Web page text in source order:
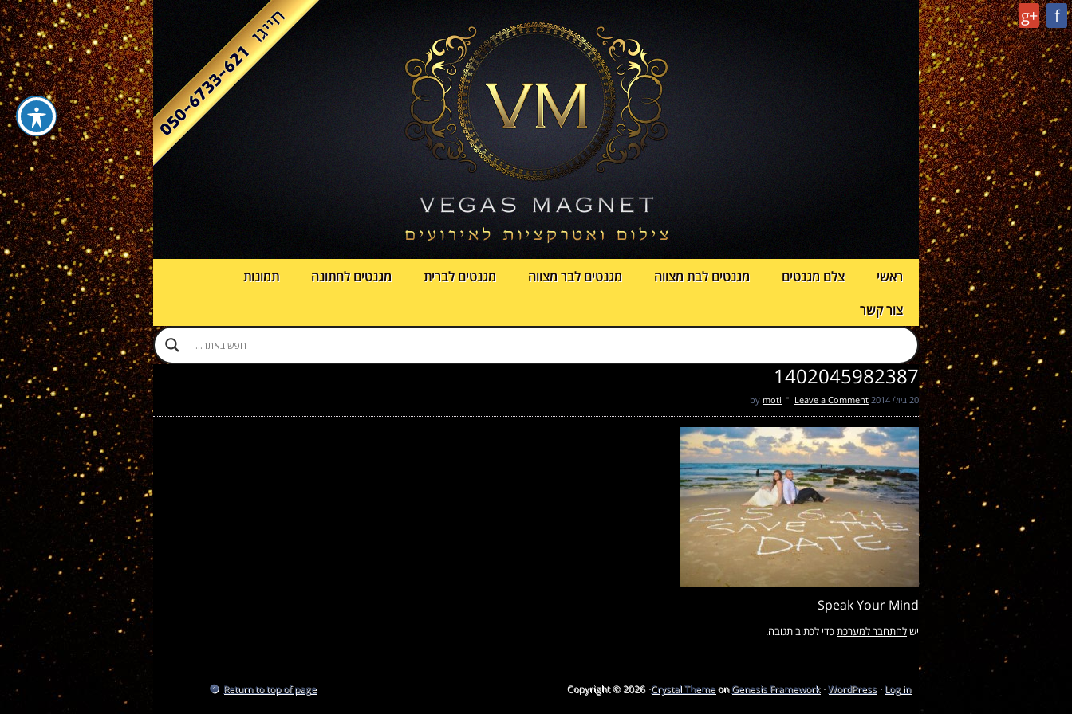
g+ f
ראשי צלם מגנטים מגנטים לבת מצווה מגנטים לבר מצווה מגנטים לברית מגנטים לחתונה
תמונות
צור קשר
1402045982387
20 ביולי 2014 moti Leave a Comment
Speak Your Mind
ישלהתחבר למערכתכדי לכתוב תגובה.
Return to top of page Copyright © 2026 ·Crystal ThemeonGenesis Framework·WordPress· Log in